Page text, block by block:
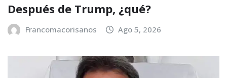
Después de Trump, ¿qué?
Francomacorisanos Ago 5, 2026